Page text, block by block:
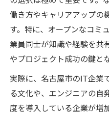
働き方やキャリアアップの
す。特に、オープンなコミ
業員同士が知識や経験を共
やプロジェクト成功の鍵と
実際に、名古屋市のIT企業
る文化や、エンジニアの自
度を導入している企業が増